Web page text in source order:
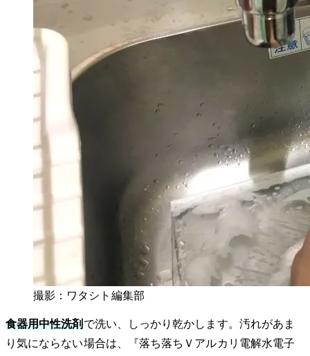
撮影：ワタシト編集部
食器用中性洗剤で洗い、しっかり乾かします。汚れがあま
り気にならない場合は、『落ち落ちＶアルカリ電解水電子